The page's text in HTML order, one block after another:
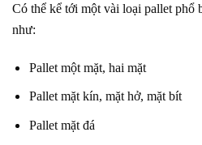
Có thể kể tới một vài loại pallet phổ
như:
Pallet một mặt, hai mặt
Pallet mặt kín, mặt hở, mặt bít
Pallet mặt đá